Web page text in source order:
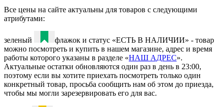
Все цены на сайте актуальны для товаров с следующими
атрибутами:
зеленый
флажок и статус «ЕСТЬ В НАЛИЧИИ» - товар
можно посмотреть и купить в нашем магазине, адрес и время
работы которого указаны в разделе «НАШ АДРЕС».
Актуальные остатки обновляются один раз в день в 23:00,
поэтому если вы хотите приехать посмотреть только один
конкретный товар, просьба сообщить нам об этом до приезда,
чтобы мы могли зарезервировать его для вас.